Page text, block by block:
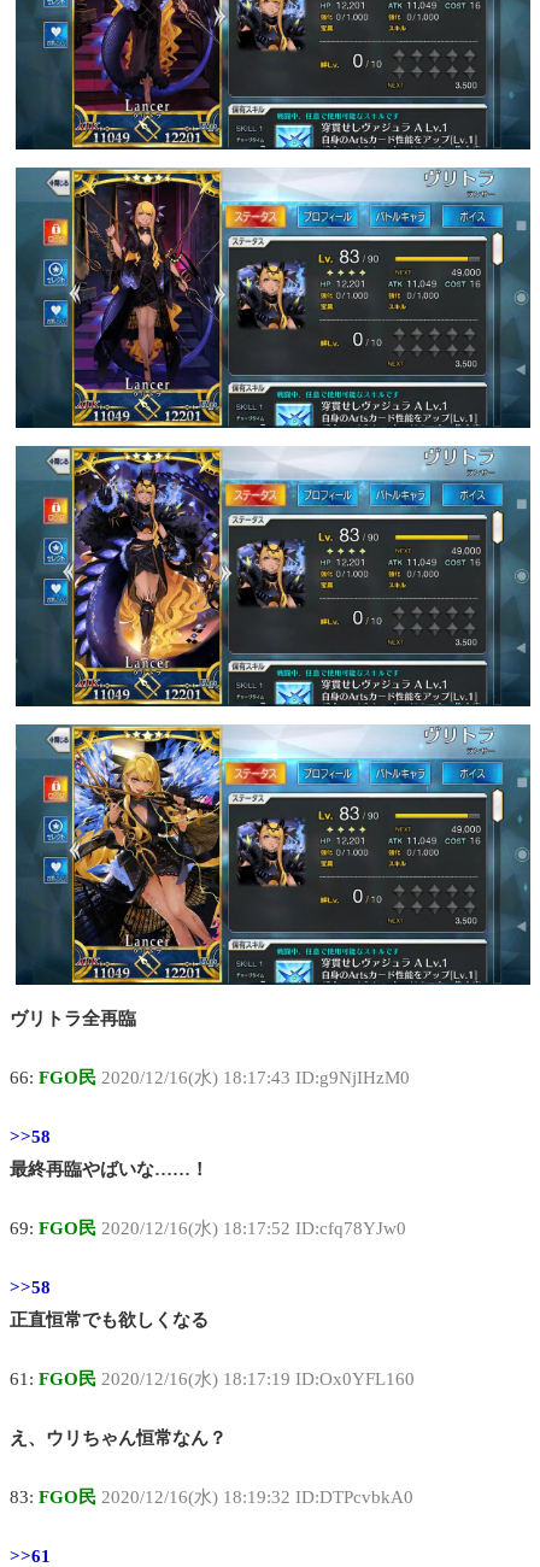
ヴリトラ全再臨
66: FGO民 2020/12/16(水) 18:17:43 ID:g9NjIHzM0
>>58
最終再臨やばいな……！
69: FGO民 2020/12/16(水) 18:17:52 ID:cfq78YJw0
>>58
正直恒常でも欲しくなる
61: FGO民 2020/12/16(水) 18:17:19 ID:Ox0YFL160
え、ウリちゃん恒常なん？
83: FGO民 2020/12/16(水) 18:19:32 ID:DTPcvbkA0
>>61